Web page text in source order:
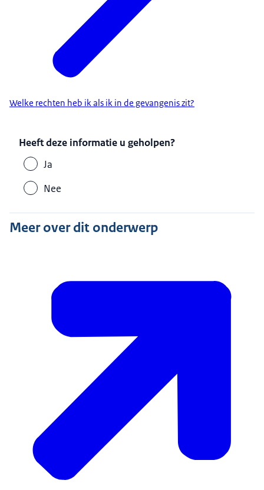
Welke rechten heb ik als ik in de gevangenis zit?
Heeft deze informatie u geholpen?
Ja
Nee
Meer over dit onderwerp